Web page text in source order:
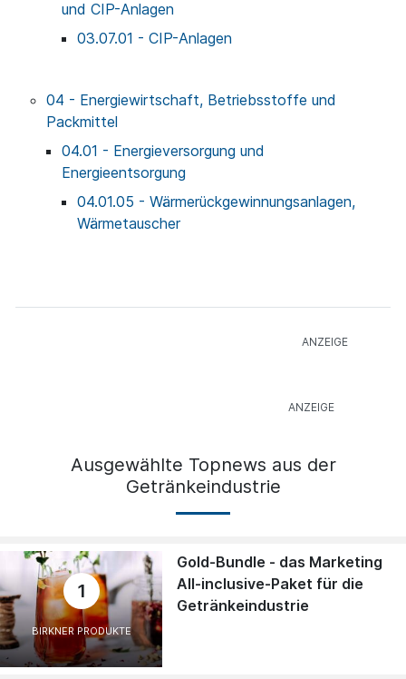
und CIP-Anlagen
03.07.01 - CIP-Anlagen
04 - Energiewirtschaft, Betriebsstoffe und
Packmittel
04.01 - Energieversorgung und
Energieentsorgung
04.01.05 - Wärmerückgewinnungsanlagen,
Wärmetauscher
Ausgewählte Topnews aus der
Getränkeindustrie
1
BIRKNER PRODUKTE
Gold-Bundle - das Marketing
All-inclusive-Paket für die
Getränkeindustrie